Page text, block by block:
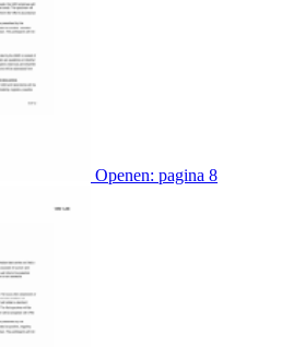
Openen: pagina 8